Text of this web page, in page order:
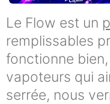
Le Flow est un
remplissables
fonctionne bien,
vapoteurs qui
serrée, nous